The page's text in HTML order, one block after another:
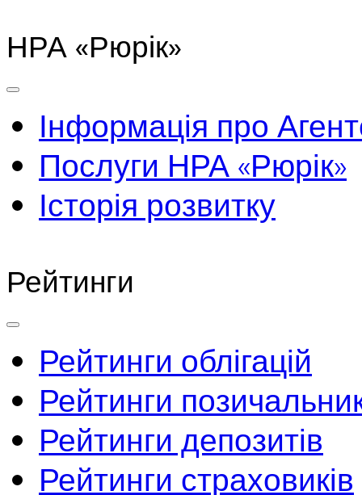
НРА «Рюрік»
Інформація про
Послуги НРА «Рюрік»
Історія розвитку
Рейтинги
Рейтинги облігацій
Рейтинги
Рейтинги депозитів
Рейтинги страховиків